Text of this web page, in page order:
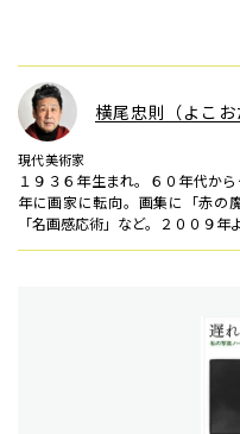
横尾忠則（よこお
現代美術家
１９３６年生まれ。６０年代か
年に画家に転向。画集に「赤の
「名画感応術」など。２００９年